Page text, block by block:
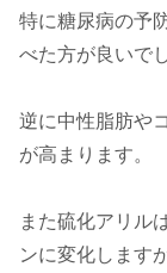
特に糖尿病の予
べた方が良いで
逆に中性脂肪や
が高まります。
また硫化アリル
ンに変化します